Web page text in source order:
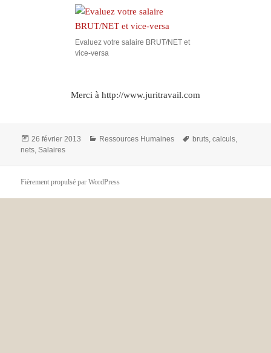
Evaluez votre salaire BRUT/NET et
vice-versa
Merci à http://www.juritravail.com
Publié
le
26 février 2013 Catégories
Ressources Humaines
Mots-
bruts,calculs,
nets,Salaires
Fièrement propulsé par WordPress